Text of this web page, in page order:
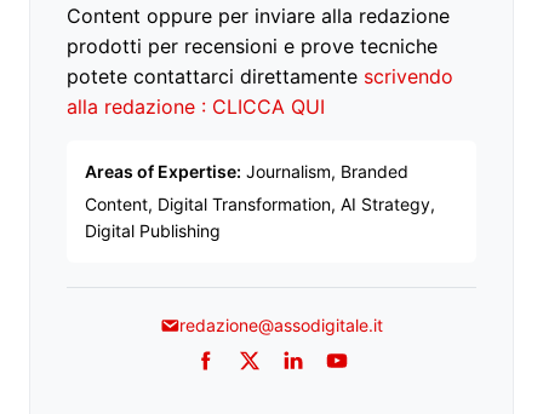
Content oppure per inviare alla redazione
prodotti per recensioni e prove tecniche
potete contattarci direttamente scrivendo
alla redazione : CLICCA QUI
Areas of Expertise: Journalism, Branded
Content, Digital Transformation, AI Strategy,
Digital Publishing
redazione@assodigitale.it
Facebook
TwitterLinkedInYouTube